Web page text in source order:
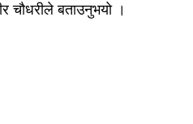
चौधरीले बताउनुभयो ।